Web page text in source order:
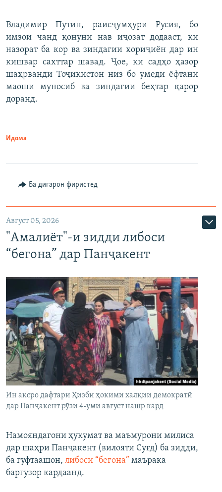
Владимир Путин, раисҷумҳури Русия, бо
имзои чанд қонуни нав иҷозат додааст, ки
назорат ба кор ва зиндагии хориҷиён дар ин
кишвар сахттар шавад. Ҷое, ки садҳо ҳазор
шаҳрванди Тоҷикистон низ бо умеди ёфтани
маоши муносиб ва зиндагии беҳтар қарор
доранд.
Идома
Ба дигарон фиристед
Август 05, 2026
"Амалиёт"-и зидди либоси
“бегона” дар Панҷакент
Ин аксро дафтари Ҳизби ҳокими халқии демократӣ
дар Панҷакент рӯзи 4-уми август нашр кард
Намояндагони ҳукумат ва маъмурони милиса
дар шаҳри Панҷакент (вилояти Суғд) ба зидди,
ба гуфтаашон, либоси “бегона” маърака
баргузор кардаанд.